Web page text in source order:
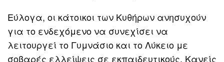
Εύλογα, οι κάτοικοι των Κυθήρων ανησυχούν
για το ενδεχόμενο να συνεχίσει να
λειτουργεί το Γυμνάσιο και το Λύκειο με
σοβαρές ελλείψεις σε εκπαιδευτικούς. Κανείς